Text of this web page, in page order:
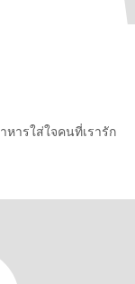
หารใส่ใจคนที่เรารัก